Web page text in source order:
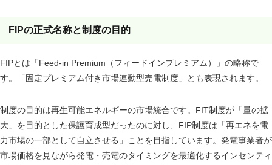
FIPの正式名称と制度の目的
FIPとは「Feed-in Premium（フィードインプレミアム）」の略称で
す。「固定プレミアム付き市場連動型売電制度」とも表現されます。
制度の目的は再生可能エネルギーの市場統合です。FIT制度が「量の拡
大」を目的とした保護育成型だったのに対し、FIP制度は「再エネを電
力市場の一部として自立させる」ことを目指しています。発電事業者が
市場価格を見ながら発電・売電のタイミングを最適化するインセンティ